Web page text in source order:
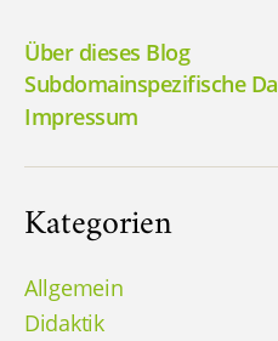
Beiträge
Über dieses Blog
Subdomainspezifische
Impressum
Kategorien
Allgemein
Didaktik